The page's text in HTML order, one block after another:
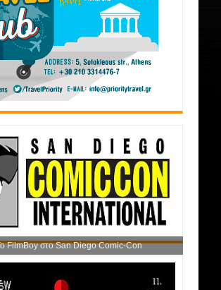
FilmBoy στο San Diego Comic-Con